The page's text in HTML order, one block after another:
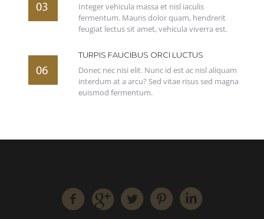
Integer vehicula massa et nisl iaculis
fermentum. Mauris dolor quam, hendrerit
feugiat lectus sit amet, vehicula viverra est.
TURPIS FAUCIBUS ORCI LUCTUS
Donec nec nisi elit. Nunc id est ac nisl aliquam
interdum at a arcu? Sed vitae risus sed magna
euismod fermentum.